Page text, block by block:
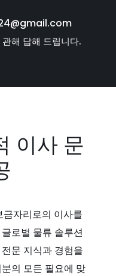
해 답해 드립니다.
이사 문
자리로의 이사를
로벌 물류 솔루션
문 지식과 경험을
의 모든 필요에 맞